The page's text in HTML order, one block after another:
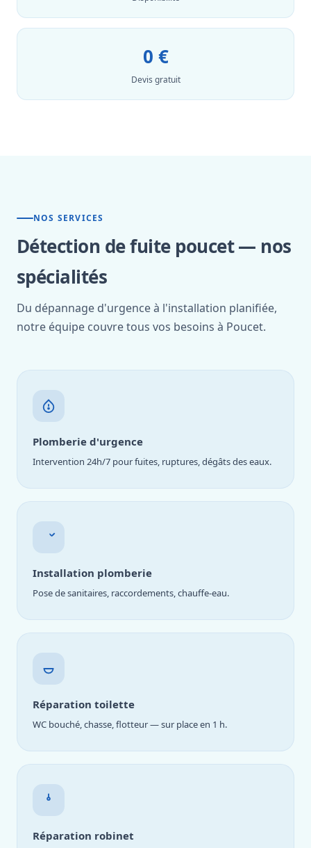
0 €
Devis gratuit
NOS SERVICES
Détection de fuite poucet — nos
spécialités
Du dépannage d'urgence à l'installation planifiée,
notre équipe couvre tous vos besoins à Poucet.
Plomberie d'urgence
Intervention 24h/7 pour fuites, ruptures, dégâts des eaux.
Installation plomberie
Pose de sanitaires, raccordements, chauffe-eau.
Réparation toilette
WC bouché, chasse, flotteur — sur place en 1 h.
Réparation robinet